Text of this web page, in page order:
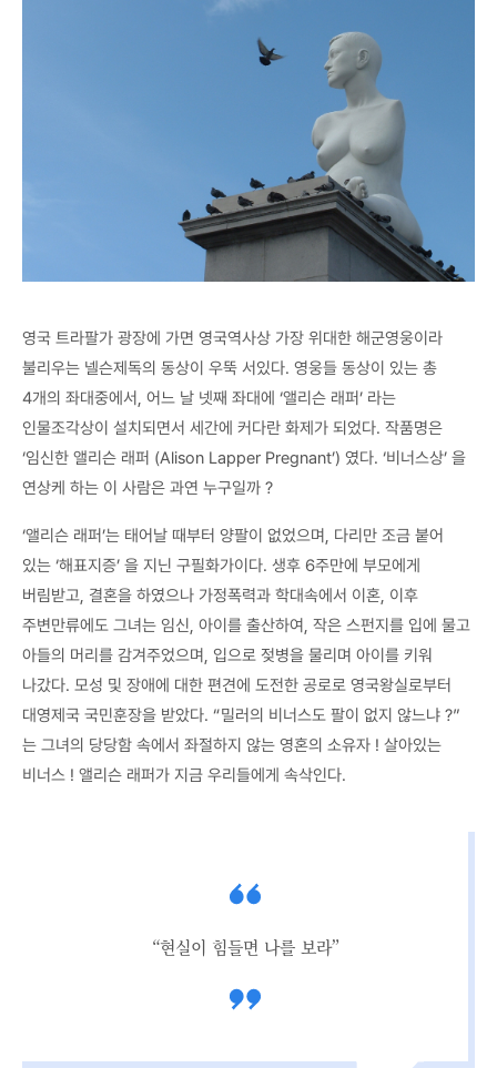
영국 트라팔가 광장에 가면 영국역사상 가장 위대한 해군영웅이라
불리우는 넬슨제독의 동상이 우뚝 서있다. 영웅들 동상이 있는 총
4개의 좌대중에서, 어느 날 넷째 좌대에 ‘앨리슨 래퍼’ 라는
인물조각상이 설치되면서 세간에 커다란 화제가 되었다. 작품명은
‘임신한 앨리슨 래퍼 (Alison Lapper Pregnant’) 였다. ‘비너스상’ 을
연상케 하는 이 사람은 과연 누구일까 ?
‘앨리슨 래퍼’는 태어날 때부터 양팔이 없었으며, 다리만 조금 붙어
있는 ‘해표지증’ 을 지닌 구필화가이다. 생후 6주만에 부모에게
버림받고, 결혼을 하였으나 가정폭력과 학대속에서 이혼, 이후
주변만류에도 그녀는 임신, 아이를 출산하여, 작은 스펀지를 입에 물고
아들의 머리를 감겨주었으며, 입으로 젖병을 물리며 아이를 키워
나갔다. 모성 및 장애에 대한 편견에 도전한 공로로 영국왕실로부터
대영제국 국민훈장을 받았다. “밀러의 비너스도 팔이 없지 않느냐 ?”
는 그녀의 당당함 속에서 좌절하지 않는 영혼의 소유자 ! 살아있는
비너스 ! 앨리슨 래퍼가 지금 우리들에게 속삭인다.
“현실이 힘들면 나를 보라”